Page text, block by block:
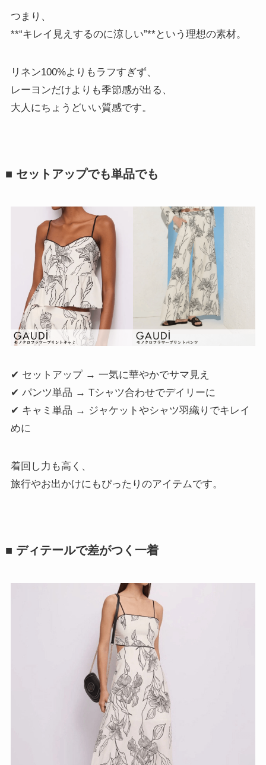
つまり、
**“キレイ見えするのに涼しい”**という理想の素材。
リネン100%よりもラフすぎず、
レーヨンだけよりも季節感が出る、
大人にちょうどいい質感です。
■ セットアップでも単品でも
✔ セットアップ → 一気に華やかでサマ見え
✔ パンツ単品 → Tシャツ合わせでデイリーに
✔ キャミ単品 → ジャケットやシャツ羽織りでキレイ
めに
着回し力も高く、
旅行やお出かけにもぴったりのアイテムです。
■ ディテールで差がつく一着